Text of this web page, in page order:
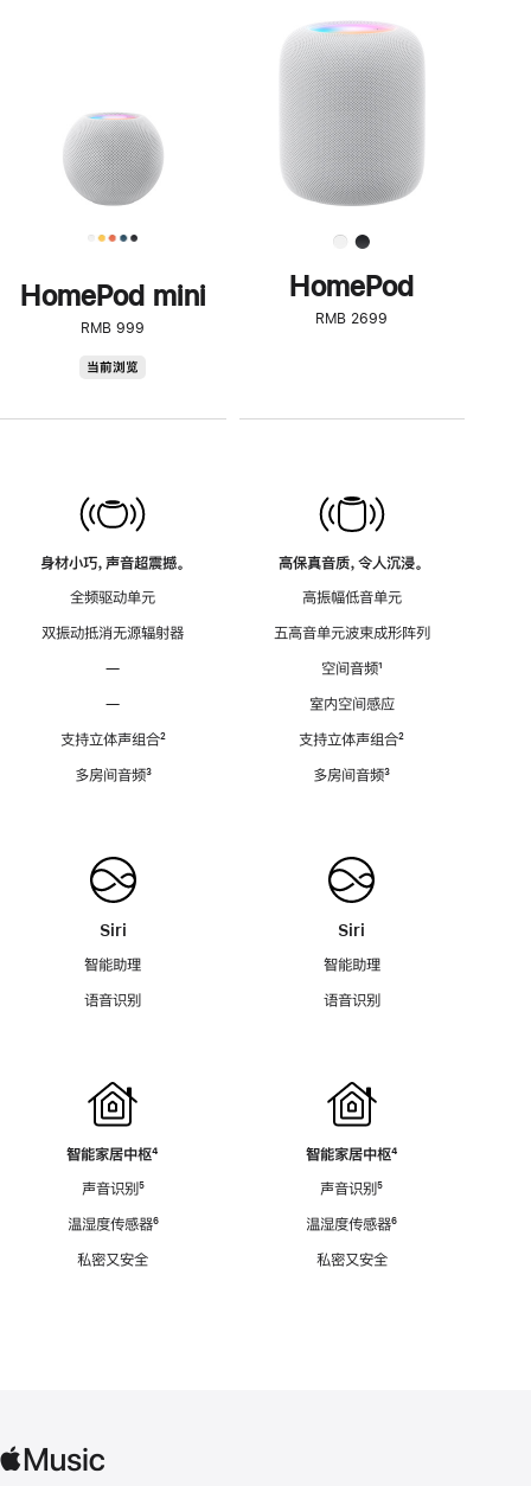
HomePod mini
RMB 999
当前浏览
身材小巧，声音超震撼。
全频驱动单元
双振动抵消无源辐射器
—
—
支持立体声组合脚
²
多房间音频脚
³
Siri
智能助理
语音识别
智能家居中枢脚
⁴
声音识别脚
⁵
温湿度传感器脚
⁶
私密又安全
步
了
解
HomePod<
HomePod
RMB 2699
高保真音质，令人沉浸。
高振幅低音单元
五高音单元波束成形阵列
空间音频脚
¹
室内空间感应
支持立体声组合脚
²
多房间音频脚
³
Siri
智能助理
语音识别
智能家居中枢脚
⁴
声音识别脚
⁵
温湿度传感器脚
⁶
私密又安全